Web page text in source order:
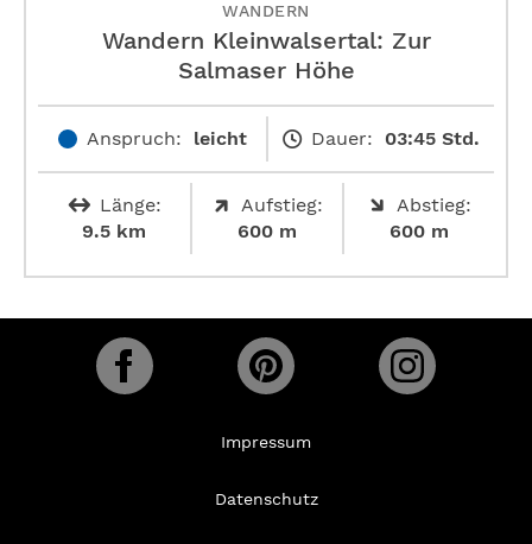
WANDERN
Wandern Kleinwalsertal: Zur
Salmaser Höhe
Anspruch: leicht Dauer: 03:45 Std.
Länge:
9.5 km
Aufstieg:
600 m
Abstieg:
600 m
Impressum
Datenschutz